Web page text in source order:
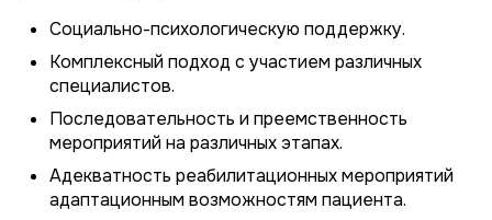
Социально-психологическую поддержку.
Комплексный подход с участием различных
специалистов.
Последовательность и преемственность
мероприятий на различных этапах.
Адекватность реабилитационных мероприятий
адаптационным возможностям пациента.